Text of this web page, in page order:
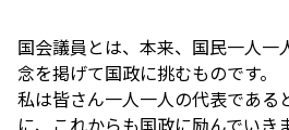
国会議員とは、本来、国民一人一
念を掲げて国政に挑むものです。
私は皆さん一人一人の代表である
に、これからも国政に励んでいき